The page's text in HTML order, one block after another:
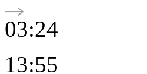
03:24
13:55